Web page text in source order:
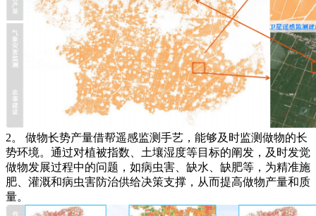
2。 做物长势产量借帮遥感监测手艺，能够及时监测做物的长
势环境。通过对植被指数、土壤湿度等目标的阐发，及时发觉
做物发展过程中的问题，如病虫害、缺水、缺肥等，为精准施
肥、灌溉和病虫害防治供给决策支撑，从而提高做物产量和质
量。